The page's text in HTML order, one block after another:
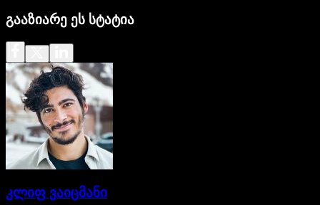
გააზიარე ეს სტატია
კლიფ ვაიცმანი